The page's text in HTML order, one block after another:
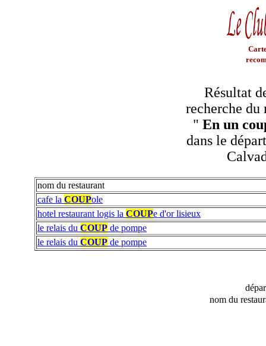
Résultat
recherche du
" En un
dans le
nom du restaurant
cafe la COUPole
hotel restaurant logis la COUPe d'or lisieux
le relais du COUP de pompe
le relais du COUP de pompe
nom du